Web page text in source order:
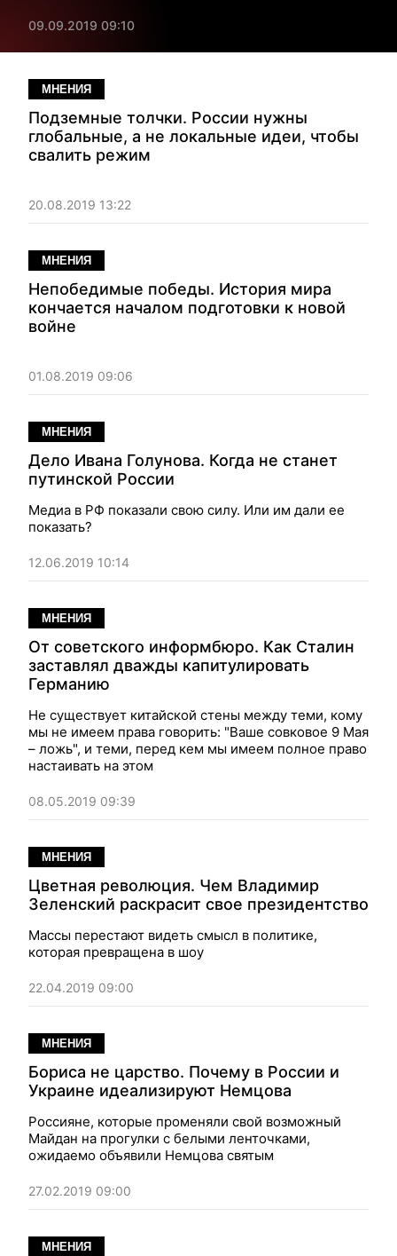
09.09.2019 09:10
МНЕНИЯ
Подземные толчки. России нужны
глобальные, а не локальные идеи, чтобы
свалить режим
20.08.2019 13:22
МНЕНИЯ
Непобедимые победы. История мира
кончается началом подготовки к новой
войне
01.08.2019 09:06
МНЕНИЯ
Дело Ивана Голунова. Когда не станет
путинской России
Медиа в РФ показали свою силу. Или им дали ее
показать?
12.06.2019 10:14
МНЕНИЯ
От советского информбюро. Как Сталин
заставлял дважды капитулировать
Германию
Не существует китайской стены между теми, кому
мы не имеем права говорить: "Ваше совковое 9 Мая
– ложь", и теми, перед кем мы имеем полное право
настаивать на этом
08.05.2019 09:39
МНЕНИЯ
Цветная революция. Чем Владимир
Зеленский раскрасит свое президентство
Массы перестают видеть смысл в политике,
которая превращена в шоу
22.04.2019 09:00
МНЕНИЯ
Бориса не царство. Почему в России и
Украине идеализируют Немцова
Россияне, которые променяли свой возможный
Майдан на прогулки с белыми ленточками,
ожидаемо объявили Немцова святым
27.02.2019 09:00
МНЕНИЯ